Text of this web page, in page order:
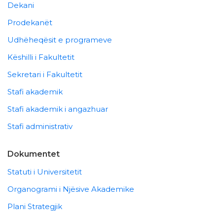
Dekani
Prodekanët
Udhëheqësit e programeve
Këshilli i Fakultetit
Sekretari i Fakultetit
Stafi akademik
Stafi akademik i angazhuar
Stafi administrativ
Dokumentet
Statuti i Universitetit
Organogrami i Njësive Akademike
Plani Strategjik